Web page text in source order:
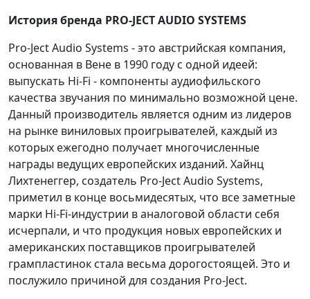
История бренда PRO-JECT AUDIO SYSTEMS
Pro-Ject Audio Systems - это австрийская компания,
основанная в Вене в 1990 году с одной идеей:
выпускать Hi-Fi - компоненты аудиофильского
качества звучания по минимально возможной цене.
Данный производитель является одним из лидеров
на рынке виниловых проигрывателей, каждый из
которых ежегодно получает многочисленные
награды ведущих европейских изданий. Хайнц
Лихтенеггер, создатель Pro-Ject Audio Systems,
приметил в конце восьмидесятых, что все заметные
марки Hi-Fi-индустрии в аналоговой области себя
исчерпали, и что продукция новых европейских и
американских поставщиков проигрывателей
грампластинок стала весьма дорогостоящей. Это и
послужило причиной для создания Pro-Ject.